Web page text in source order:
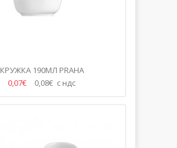
КРУЖКА 190МЛ PRAHA
0,07€
0,08€ с ндс